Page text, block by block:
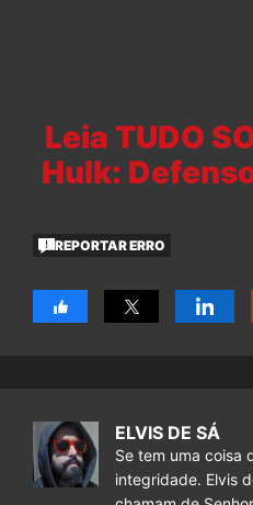
Leia TUDO
Hulk:
REPORTAR ERRO
ELVIS DE SÁ
Se tem uma coisa
integridade. Elvis